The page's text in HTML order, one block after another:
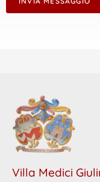
Villa Medici